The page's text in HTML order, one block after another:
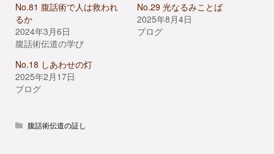
No.81 腹話術で人は救われ
るか
2024年3月6日
腹話術伝道の学び
No.29 光なるみことば
2025年8月4日
ブログ
No.18 しあわせの灯
2025年2月17日
ブログ
腹話術伝道の証し